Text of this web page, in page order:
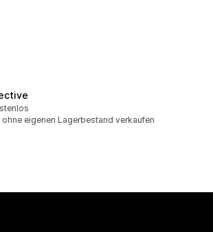
insgesamt
eigenen Lagerbestand verkaufen